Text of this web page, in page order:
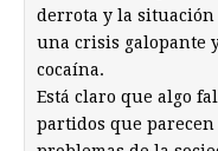
derrota y la situación
una crisis galopante
cocaína.
Está claro que algo
partidos que parecen